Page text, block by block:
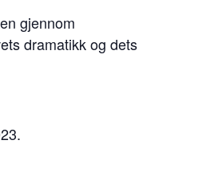
gjennom
dramatikk og dets